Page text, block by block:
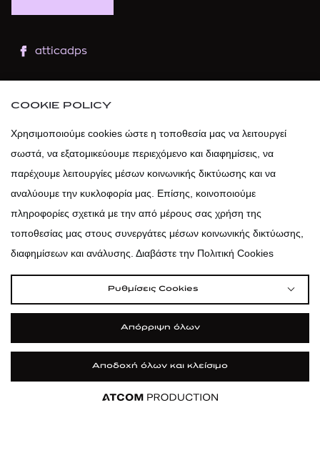
atticadps
atticadps
| Πολιτική Cookies | Κώδικας Δεοντολογίας
Προστασία Προσωπικών Δεδομένων
COOKIE POLICY
Χρησιμοποιούμε cookies ώστε η τοποθεσία μας να λειτουργεί
σωστά, να εξατομικεύουμε περιεχόμενο και διαφημίσεις, να
παρέχουμε λειτουργίες μέσων κοινωνικής δικτύωσης και να
αναλύουμε την κυκλοφορία μας. Επίσης, κοινοποιούμε
πληροφορίες σχετικά με την από μέρους σας χρήση της
τοποθεσίας μας στους συνεργάτες μέσων κοινωνικής δικτύωσης,
διαφημίσεων και ανάλυσης. Διαβάστε την Πολιτική Cookies
Ρυθμίσεις Cookies
Απόρριψη όλων
Αποδοχή όλων και κλείσιμο